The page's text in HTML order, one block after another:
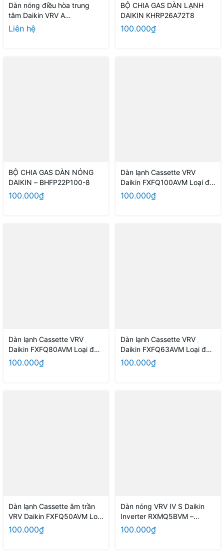
Dàn nóng điều hòa trung
tâm Daikin VRV A
RXQ16AYM 16HP 1 chiều
Liên hệ
BỘ CHIA GAS DÀN LẠNH
DAIKIN KHRP26A72T8
100.000₫
BỘ CHIA GAS DÀN NÓNG
DAIKIN – BHFP22P100-8
100.000₫
Dàn lạnh Cassette VRV
Daikin FXFQ100AVM Loại đa
hướng thổi
100.000₫
Dàn lạnh Cassette VRV
Daikin FXFQ80AVM Loại đa
hướng thổi
100.000₫
Dàn lạnh Cassette VRV
Daikin FXFQ63AVM Loại đa
hướng thổi
100.000₫
Dàn lạnh Cassette âm trần
VRV Daikin FXFQ50AVM Loại
đa hướng thổi
100.000₫
Dàn nóng VRV IV S Daikin
Inverter RXMQ5BVM –
5.0HP
100.000₫